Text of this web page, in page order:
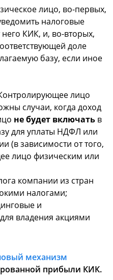
лицо, во-первых,
налоговые
КИК, и, во-вторых,
доле
базу, если иное
лицо
случаи, когда доход
не будет включать в
для уплаты НДФЛ или
(в зависимости от того,
лицо физическим или
компании из стран
налогами;
и
владения акциями
механизм
прибыли КИК.